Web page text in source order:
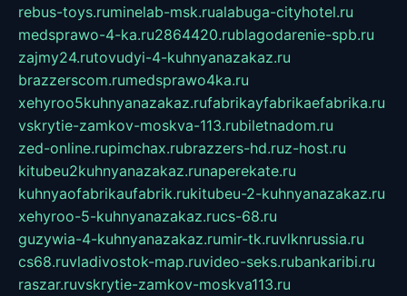
rebus-toys.ruminelab-msk.rualabuga-cityhotel.ru
medsprawo-4-ka.ru2864420.rublagodarenie-spb.ru
zajmy24.rutovudyi-4-kuhnyanazakaz.ru
brazzerscom.rumedsprawo4ka.ru
xehyroo5kuhnyanazakaz.rufabrikayfabrikaefabrika.ru
vskrytie-zamkov-moskva-113.rubiletnadom.ru
zed-online.rupimchax.rubrazzers-hd.ruz-host.ru
kitubeu2kuhnyanazakaz.runaperekate.ru
kuhnyaofabrikaufabrik.rukitubeu-2-kuhnyanazakaz.ru
xehyroo-5-kuhnyanazakaz.rucs-68.ru
guzywia-4-kuhnyanazakaz.rumir-tk.ruvlknrussia.ru
cs68.ruvladivostok-map.ruvideo-seks.rubankaribi.ru
raszar.ruvskrytie-zamkov-moskva113.ru